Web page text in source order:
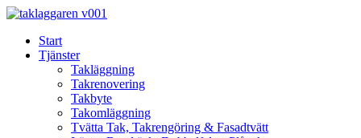
Skip
contentStart
Tjänster
Takläggning
Takrenovering
Takbyte
Takomläggning
Tvätta Tak, Takrengöring & Fasadtvätt